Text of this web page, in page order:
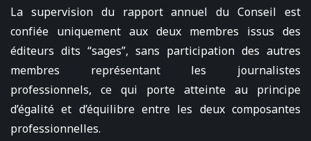
La supervision du rapport annuel du Conseil est
confiée uniquement aux deux membres issus des
éditeurs dits “sages”, sans participation des autres
membres représentant les journalistes
professionnels, ce qui porte atteinte au principe
d’égalité et d’équilibre entre les deux composantes
professionnelles.